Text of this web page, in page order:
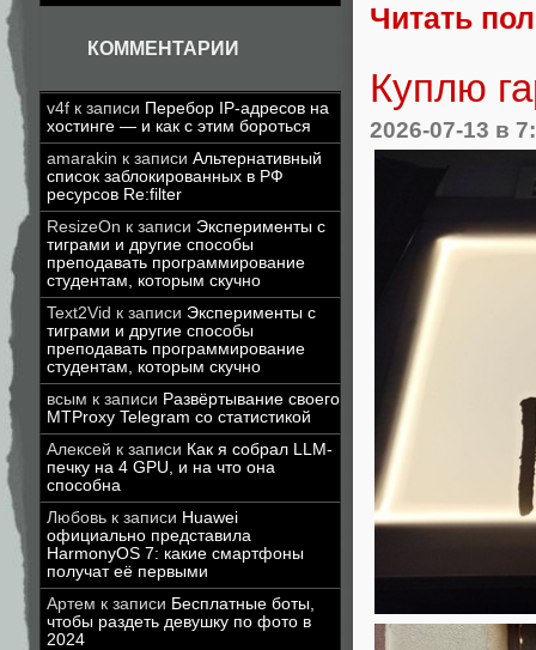
КОММЕНТАРИИ
v4f к записи Перебор IP-адресов на
хостинге — и как с этим бороться
amarakin к записи Альтернативный
список заблокированных в РФ
ресурсов Re:filter
ResizeOn к записи Эксперименты с
тиграми и другие способы
преподавать программирование
студентам, которым скучно
Text2Vid к записи Эксперименты с
тиграми и другие способы
преподавать программирование
студентам, которым скучно
всым к записи Развёртывание своего
MTProxy Telegram со статистикой
Алексей к записи Как я собрал LLM-
печку на 4 GPU, и на что она
способна
Любовь к записи Huawei
официально представила
HarmonyOS 7: какие смартфоны
получат её первыми
Артем к записи Бесплатные боты,
чтобы раздеть девушку по фото в
2024
Читать
Куплю
2026-07-13 в